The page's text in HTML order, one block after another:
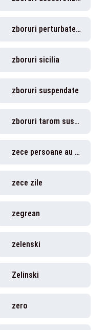
zboruri perturbate marea britanie
zboruri sicilia
zboruri suspendate
zboruri tarom suspendate
zece persoane au murit
zece zile
zegrean
zelenski
Zelinski
zero